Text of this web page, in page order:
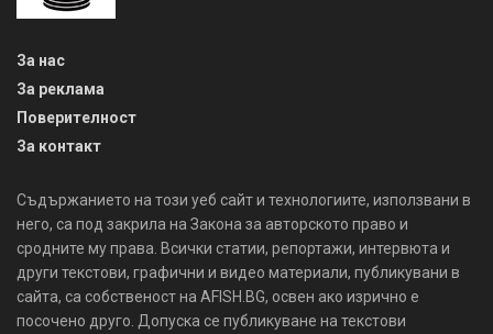
За нас
За реклама
Поверителност
За контакт
Съдържанието на този уеб сайт и технологиите, използвани в
него, са под закрила на Закона за авторското право и
сродните му права. Всички статии, репортажи, интервюта и
други текстови, графични и видео материали, публикувани в
сайта, са собственост на AFISH.BG, освен ако изрично е
посочено друго. Допуска се публикуване на текстови